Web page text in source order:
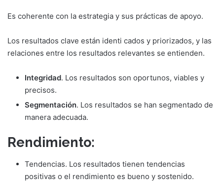
Es coherente con la estrategia y sus prácticas de apoyo.
Los resultados clave están identi cados y priorizados, y las
relaciones entre los resultados relevantes se entienden.
Integridad. Los resultados son oportunos, viables y
precisos.
Segmentación. Los resultados se han segmentado de
manera adecuada.
Rendimiento:
Tendencias. Los resultados tienen tendencias
positivas o el rendimiento es bueno y sostenido.